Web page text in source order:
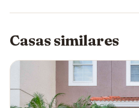
Casas similares